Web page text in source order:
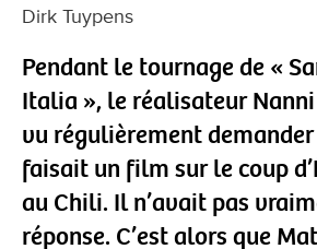
Dirk Tuypens
Pendant le tournage de «
Italia », le réalisateur
vu régulièrement
faisait un film sur le coup
au Chili. Il n’avait pas
réponse. C’est alors que